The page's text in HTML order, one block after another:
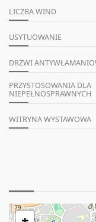
LICZBA WIND
USYTUOWANIE
DRZWI
PRZYSTOSOWANIA DLA
NIEPEŁNOSPRAWNYCH
WITRYNA WYSTAWOWA